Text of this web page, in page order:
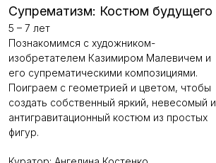
Супрематизм: Костюм будущего
5 – 7 лет
Познакомимся с художником-
изобретателем Казимиром Малевичем и
его супрематическими композициями.
Поиграем с геометрией и цветом, чтобы
создать собственный яркий, невесомый и
антигравитационный костюм из простых
фигур.